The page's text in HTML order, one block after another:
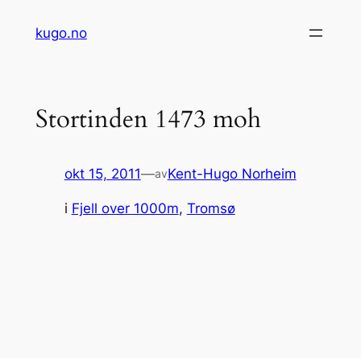
kugo.no
Stortinden 1473 moh
okt 15, 2011—avKent-Hugo Norheim
i Fjell over 1000m, Tromsø